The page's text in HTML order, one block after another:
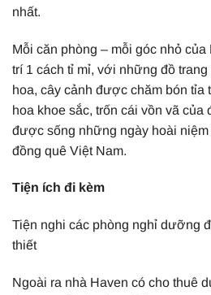
nhất.
Mỗi căn phòng – mỗi góc nhỏ
trí 1 cách tỉ mỉ, với những đồ
hoa, cây cảnh được chăm bón tỉa
hoa khoe sắc, trốn cái vồn vã của
được sống những ngày hoài
đồng quê Việt Nam.
Tiện ích đi kèm
Tiện nghi các phòng nghỉ dưỡng
thiết
Ngoài ra nhà Haven có cho thuê